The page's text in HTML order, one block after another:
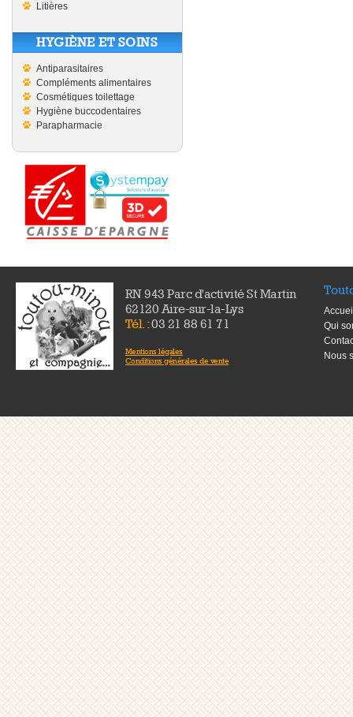
Litières
HYGIÈNE ET SOINS
Antiparasitaires
Compléments alimentaires
Cosmétiques toilettage
Hygiène buccodentaires
Parapharmacie
RN 943 Parc d'activité St Martin
62120 Aire-sur-la-Lys
Tél. :03 21 88 61 71
Mentions légales
Conditions générales de vente
Qui
Nous